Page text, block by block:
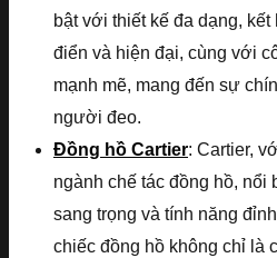
bật với thiết kế đa dạng,
điển và hiện đại, cùng với
mạnh mẽ, mang đến sự
người đeo.
Đồng hồ Cartier: Cartier,
ngành chế tác đồng hồ, nổi
sang trọng và tính năng
chiếc đồng hồ không chỉ là